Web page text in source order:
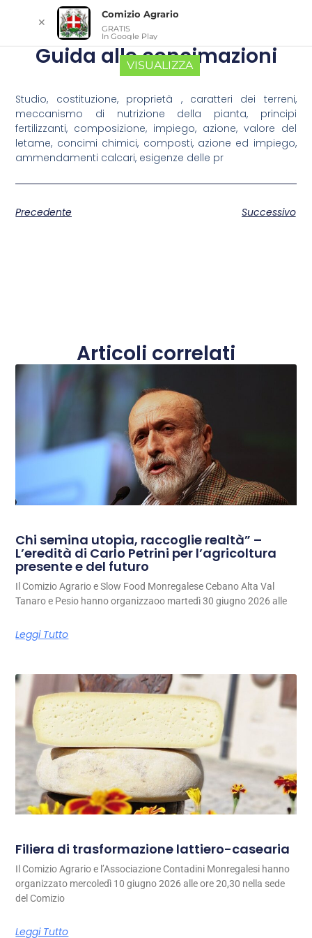
Guida alle concimazioni
Studio, costituzione, proprietà , caratteri dei terreni,
meccanismo di nutrizione della pianta, principi
fertilizzanti, composizione, impiego, azione, valore del
letame, concimi chimici, composti, azione ed impiego,
ammendamenti calcari, esigenze delle pr
Precedente Successivo
Articoli correlati
Chi semina utopia, raccoglie realtà” –
L’eredità di Carlo Petrini per l’agricoltura
presente e del futuro
Il Comizio Agrario e Slow Food Monregalese Cebano Alta Val
Tanaro e Pesio hanno organizzaoo martedì 30 giugno 2026 alle
Leggi Tutto
Filiera di trasformazione lattiero-casearia
Il Comizio Agrario e l’Associazione Contadini Monregalesi hanno
organizzato mercoledì 10 giugno 2026 alle ore 20,30 nella sede
del Comizio
Leggi Tutto
✕
Comizio Agrario
GRATIS
In Google Play
VISUALIZZA